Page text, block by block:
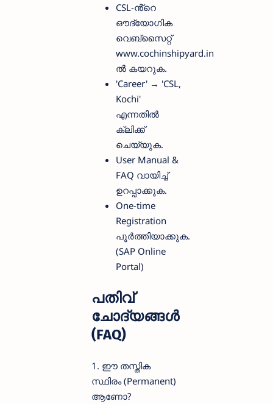
CSL-ൻ്റെ
ഔദ്യോഗിക
വെബ്സൈറ്റ്
www.cochinshipyard.in
ൽ കയറുക.
'Career' → 'CSL,
Kochi'
എന്നതിൽ
ക്ലിക്ക്
ചെയ്യുക.
User Manual &
FAQ വായിച്ച്
ഉറപ്പാക്കുക.
One-time
Registration
പൂർത്തിയാക്കുക.
(SAP Online
Portal)
പതിവ്
ചോദ്യങ്ങൾ
(FAQ)
1. ഈ തസ്തിക
സ്ഥിരം (Permanent)
ആണോ?